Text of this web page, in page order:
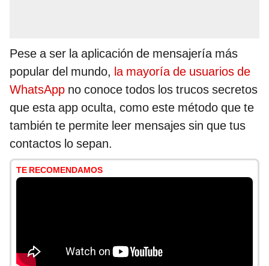
Pese a ser la aplicación de mensajería más
popular del mundo, la mayoría de usuarios de
WhatsApp no conoce todos los trucos secretos
que esta app oculta, como este método que te
también te permite leer mensajes sin que tus
contactos lo sepan.
TE RECOMENDAMOS